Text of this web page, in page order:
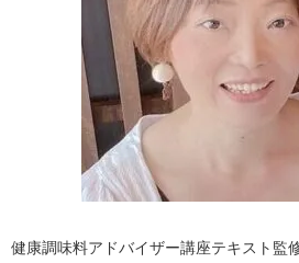
健康調味料アドバイザー講座テキスト監